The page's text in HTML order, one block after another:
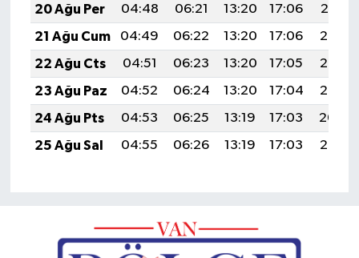
20 Ağu Per
04:48 06:21 13:20 17:06
20:10
21 Ağu Cum
04:49 06:22 13:20 17:06
20:08
22 Ağu Cts
04:51 06:23 13:20 17:05
20:07
23 Ağu Paz
04:52 06:24 13:20 17:04
20:05
24 Ağu Pts
04:53 06:25 13:19 17:03
20:04
25 Ağu Sal
04:55 06:26 13:19 17:03 20:03